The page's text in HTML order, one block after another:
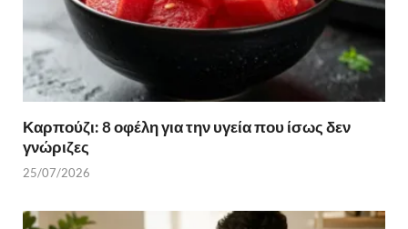
Καρπούζι: 8 οφέλη για την υγεία που ίσως δεν
γνώριζες
25/07/2026